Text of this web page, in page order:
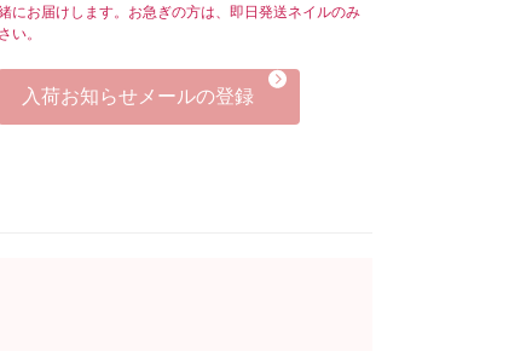
にお届けします。お急ぎの方は、即日発送ネイルのみ
い。
入荷お知らせメールの登録